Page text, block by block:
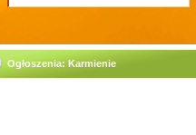
Ogłoszenia: Karmienie